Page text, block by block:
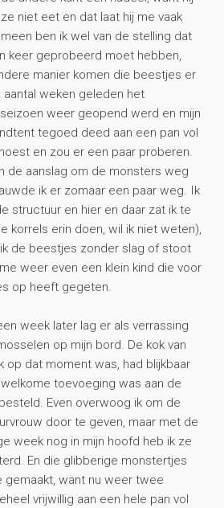
niet eet en dat laat hij me vaak
ben ik wel van de stelling dat
keer geprobeerd moet hebben,
manier komen die beestjes er
aantal weken geleden het
weer geopend werd en mijn
tegoed deed aan een pan vol
en zou er een paar proberen.
de aanslag om de monsters weg
ik er zomaar een paar weg. Ik
structuur en hier en daar zat ik te
korrels erin doen, wil ik niet weten),
de beestjes zonder slag of stoot
weer even een klein kind die voor
op heeft gegeten.
week later lag er als verrassing
op mijn bord. De kok van
op dat moment was, had blijkbaar
toevoeging was aan de
Even overwoog ik om de
door te geven, maar met de
week nog in mijn hoofd heb ik ze
En die glibberige monstertjes
gemaakt, want nu weer twee
vrijwillig aan een hele pan vol